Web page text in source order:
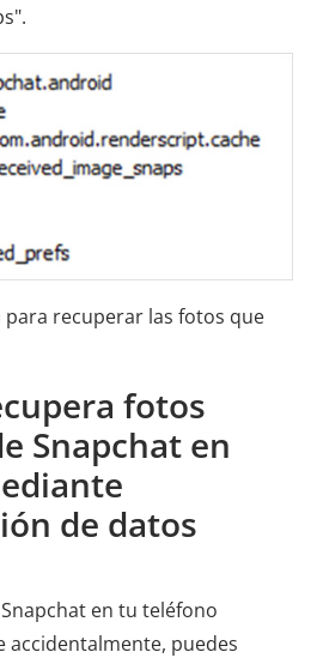
para recuperar las fotos que
fotos
Snapchat en
de datos
en tu teléfono
accidentalmente, puedes